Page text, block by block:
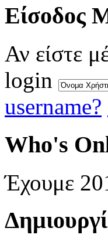
Eίσοδος
Αν είστε
login
username?
Who's
Έχουμε